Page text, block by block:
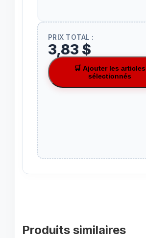
PRIX TOTAL :
3,83 $
🛒 Ajouter les articles
sélectionnés
Produits similaires